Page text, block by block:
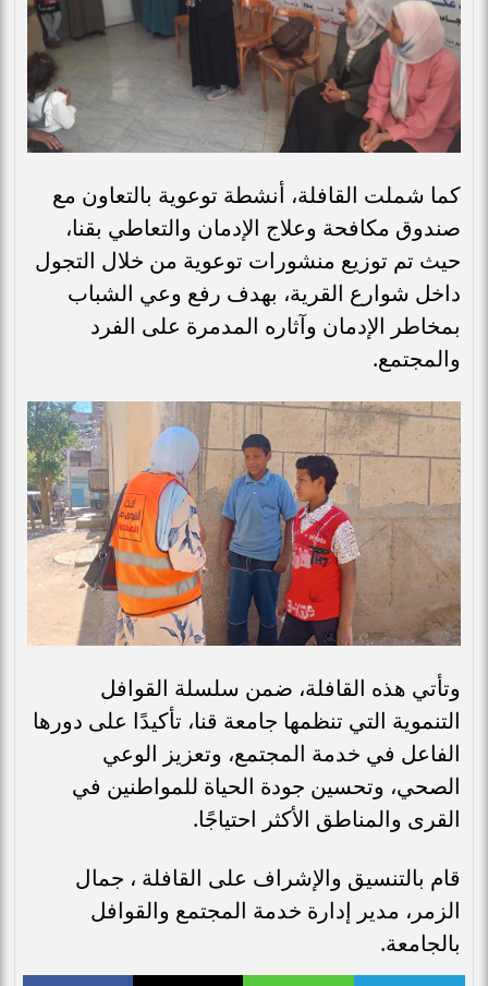
كما شملت القافلة، أنشطة توعوية بالتعاون مع
صندوق مكافحة وعلاج الإدمان والتعاطي بقنا،
حيث تم توزيع منشورات توعوية من خلال التجول
داخل شوارع القرية، بهدف رفع وعي الشباب
بمخاطر الإدمان وآثاره المدمرة على الفرد
والمجتمع.
وتأتي هذه القافلة، ضمن سلسلة القوافل
التنموية التي تنظمها جامعة قنا، تأكيدًا على دورها
الفاعل في خدمة المجتمع، وتعزيز الوعي
الصحي، وتحسين جودة الحياة للمواطنين في
القرى والمناطق الأكثر احتياجًا.
قام بالتنسيق والإشراف على القافلة ، جمال
الزمر، مدير إدارة خدمة المجتمع والقوافل
بالجامعة.